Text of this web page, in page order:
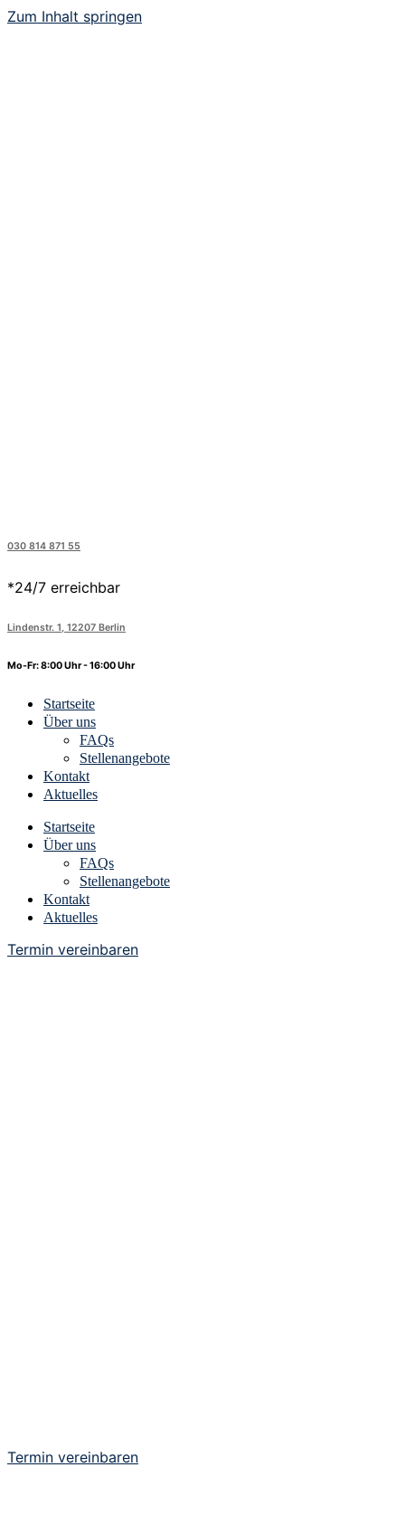
Zum Inhalt springen
030 814 871 55
*24/7 erreichbar
Lindenstr. 1, 12207 Berlin
Mo-Fr: 8:00 Uhr - 16:00 Uhr
Startseite
Über uns
FAQs
Stellenangebote
Kontakt
Aktuelles
Startseite
Über uns
FAQs
Stellenangebote
Kontakt
Aktuelles
Termin vereinbaren
Termin vereinbaren